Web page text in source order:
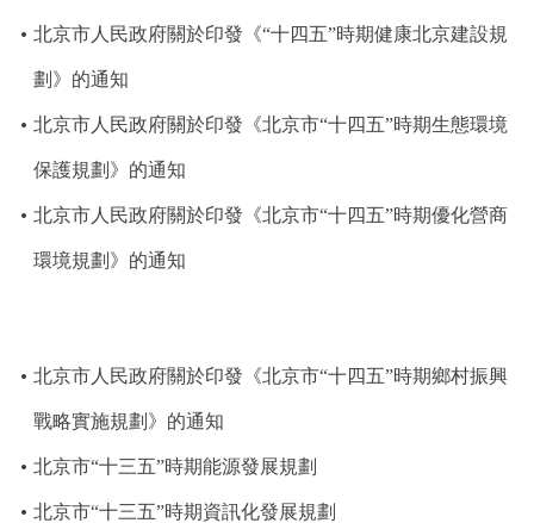
ENGLISH 한국어 日本語
ESPAÑOL
北京市人民政府關於印發《“十四五”時期健康北京建設規
劃》的通知
北京市人民政府關於印發《北京市“十四五”時期生態環境
保護規劃》的通知
北京市人民政府關於印發《北京市“十四五”時期優化營商
環境規劃》的通知
北京市人民政府關於印發《北京市“十四五”時期鄉村振興
戰略實施規劃》的通知
北京市“十三五”時期能源發展規劃
北京市“十三五”時期資訊化發展規劃